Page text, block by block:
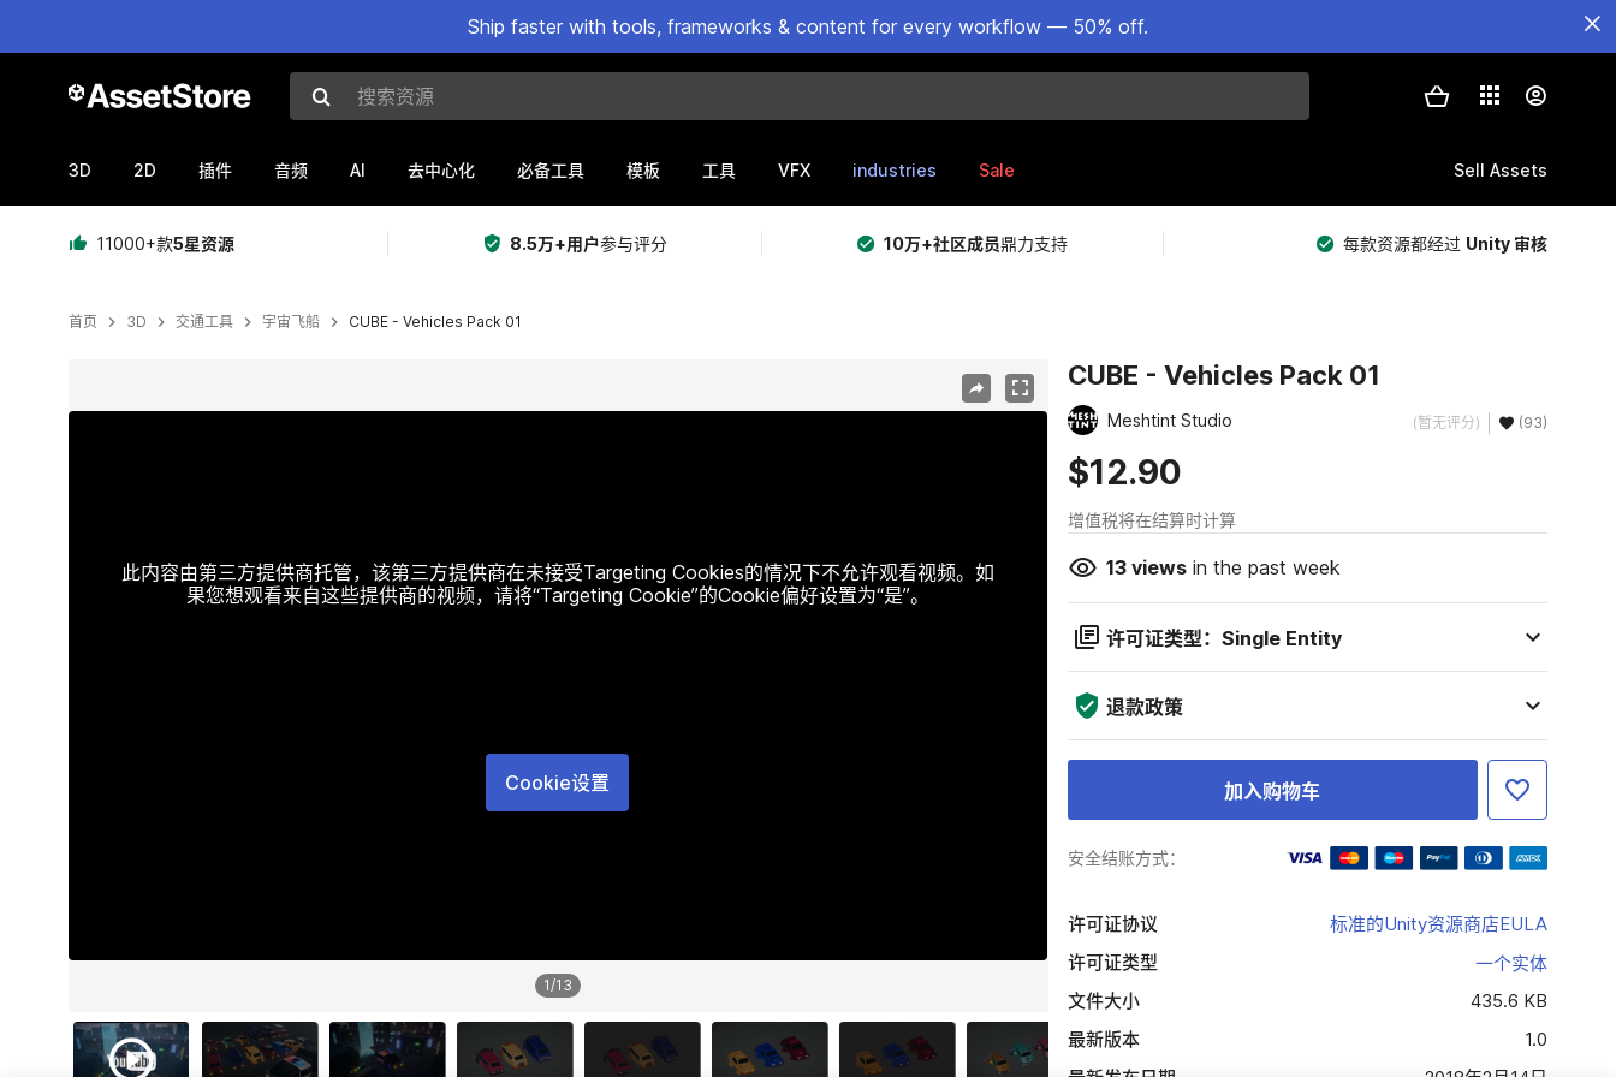
Ship faster with tools, frameworks & content for every workflow — 50% off.
搜索资源
3D 2D 插件 音频 AI 去中心化 必备工具 模板 工具 VFX industries Sale Sell Assets
11000+款5星资源 8.5万+用户参与评分 10万+社区成员鼎力支持 每款资源都经过 Unity 审核
首页 3D 交通工具 宇宙飞船 CUBE - Vehicles Pack 01
此内容由第三方提供商托管，该第三方提供商在未接受Targeting Cookies的情况下不允许观看视频。如
果您想观看来自这些提供商的视频，请将“Targeting Cookie”的Cookie偏好设置为“是”。
Cookie设置
1/13
CUBE - Vehicles Pack 01
Meshtint Studio (暂无评分) (93)
$12.90
增值税将在结算时计算
13viewsin the past week
许可证类型：Single Entity
退款政策
加入购物车
安全结账方式：
许可证协议
标准的Unity资源商店EULA
许可证类型
一个实体
文件大小
435.6 KB
最新版本
1.0